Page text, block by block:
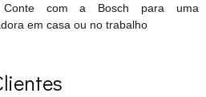
Conte com a Bosch para uma
em casa ou no trabalho